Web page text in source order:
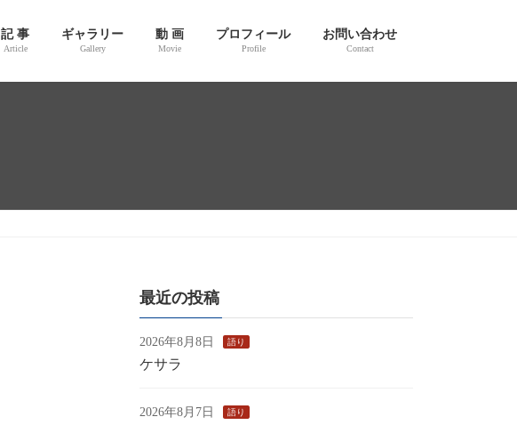
記 事
Article
ギャラリー
Gallery
動 画
Movie
プロフィール
Profile
お問い合わせ
Contact
最近の投稿
2026年8月8日 語り
ケサラ
2026年8月7日 語り